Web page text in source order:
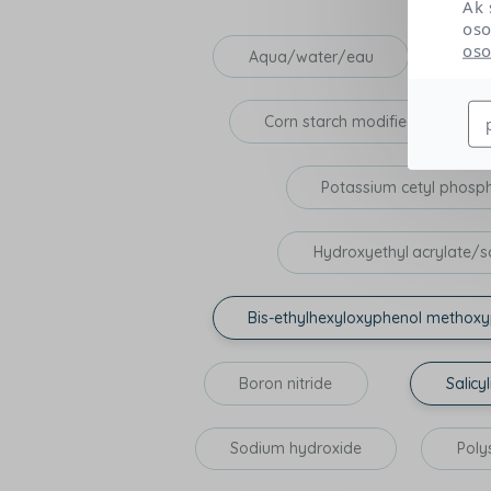
Aqua/water/eau
Corn starch modified
Potassium cetyl
Hydroxyethyl acrylate/
Bis-ethylhexyloxyphenol
Boron nitride
Sodium hydroxide
Ak